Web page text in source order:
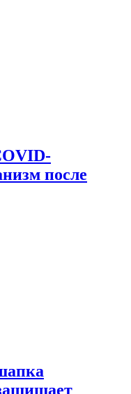
после